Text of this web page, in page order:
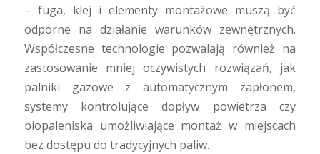
– fuga, klej i elementy montażowe muszą być
odporne na działanie warunków zewnętrznych.
Współczesne technologie pozwalają również na
zastosowanie mniej oczywistych rozwiązań, jak
palniki gazowe z automatycznym zapłonem,
systemy kontrolujące dopływ powietrza czy
biopaleniska umożliwiające montaż w miejscach
bez dostępu do tradycyjnych paliw.